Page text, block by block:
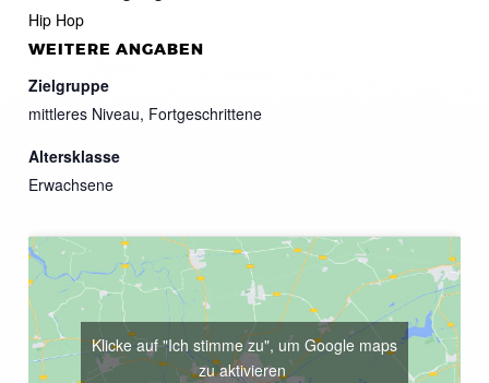
Hip Hop
WEITERE ANGABEN
Zielgruppe
mittleres Niveau, Fortgeschrittene
Altersklasse
Erwachsene
Klicke auf "Ich stimme zu", um Google maps
zu aktivieren